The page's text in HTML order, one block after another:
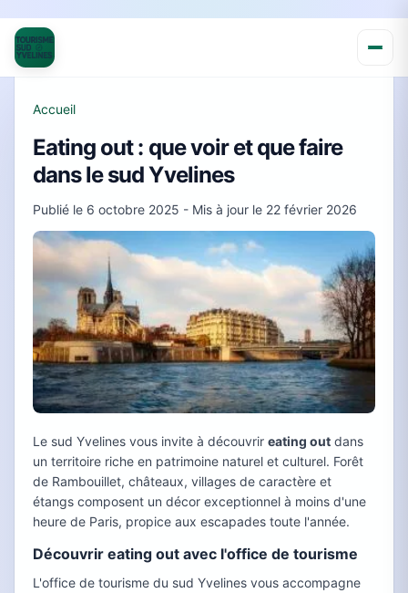
Accueil
Eating out : que voir et que faire
dans le sud Yvelines
Publié le 6 octobre 2025 - Mis à jour le 22 février 2026
Le sud Yvelines vous invite à découvrir eating out dans
un territoire riche en patrimoine naturel et culturel. Forêt
de Rambouillet, châteaux, villages de caractère et
étangs composent un décor exceptionnel à moins d'une
heure de Paris, propice aux escapades toute l'année.
Découvrir eating out avec l'office de tourisme
L'office de tourisme du sud Yvelines vous accompagne